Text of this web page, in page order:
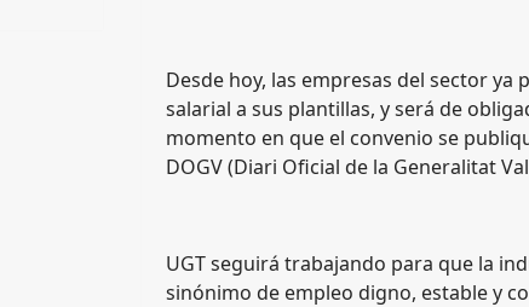
Desde hoy, las empresas del sector ya
salarial a sus plantillas, y será de
momento en que el convenio se
DOGV (Diari Oficial de la Generalitat
UGT seguirá trabajando para que la
sinónimo de empleo digno, estable y